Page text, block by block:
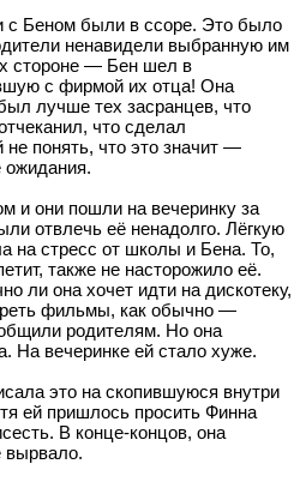
с Беном были в ссоре. Это было
ненавидели выбранную им
стороне — Бен шел в
с фирмой их отца! Она
лучше тех засранцев, что
что сделал
понять, что это значит —
и они пошли на вечеринку за
отвлечь её ненадолго. Лёгкую
на стресс от школы и Бена. То,
также не насторожило её.
ли она хочет идти на дискотеку,
фильмы, как обычно —
родителям. Но она
На вечеринке ей стало хуже.
это на скопившуюся внутри
ей пришлось просить Финна
В конце-концов, она
вырвало.